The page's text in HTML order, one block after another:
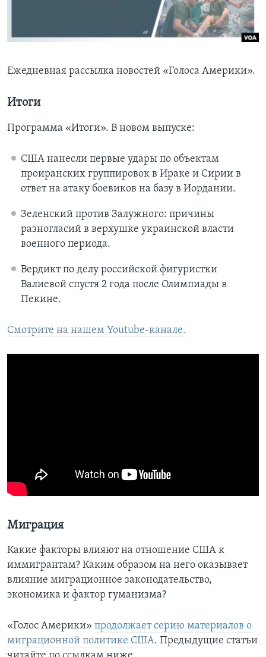
Языки
Ежедневная рассылка новостей «Голоса Америки».
Итоги
Программа «Итоги». В новом выпуске:
США нанесли первые удары по объектам
проиранских группировок в Ираке и Сирии в
ответ на атаку боевиков на базу в Иордании.
Зеленский против Залужного: причины
разногласий в верхушке украинской власти
военного периода.
Вердикт по делу российской фигуристки
Валиевой спустя 2 года после Олимпиады в
Пекине.
Смотрите на нашем Youtube-канале.
Миграция
Какие факторы влияют на отношение США к
иммигрантам? Каким образом на него оказывает
влияние миграционное законодательство,
экономика и фактор гуманизма?
«Голос Америки» продолжает серию материалов о
миграционной политике США. Предыдущие статьи